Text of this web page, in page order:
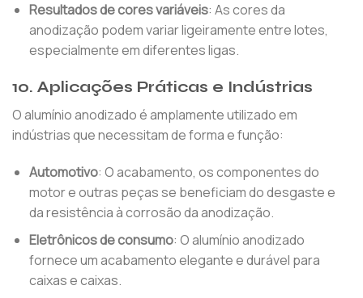
Resultados de cores variáveis: As cores da
anodização podem variar ligeiramente entre lotes,
especialmente em diferentes ligas.
10. Aplicações Práticas e Indústrias
O alumínio anodizado é amplamente utilizado em
indústrias que necessitam de forma e função:
Automotivo: O acabamento, os componentes do
motor e outras peças se beneficiam do desgaste e
da resistência à corrosão da anodização.
Eletrônicos de consumo: O alumínio anodizado
fornece um acabamento elegante e durável para
caixas e caixas.